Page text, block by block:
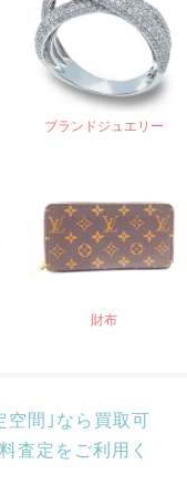
ブランドジュエリー
財布
空間｣なら買取可
査定をご利用く